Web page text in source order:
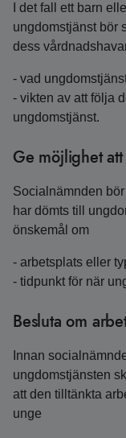
I det fall ett barn
ungdomstjänst bör
dess
- vad
- vikten av att följa
ungdomstjänst.
Ge möjlighet
Socialnämnden
har dömts till
önskemål om
- arbetsplats eller
- tidpunkt för när
Besluta om
Innan
ungdomstjänsten
att den tilltänkta
unge